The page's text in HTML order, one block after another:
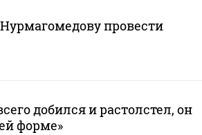
провести
добился и растолстел, он
форме»